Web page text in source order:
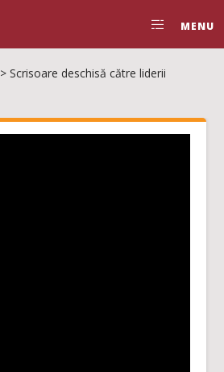
MENU
>Scrisoare deschisă către liderii